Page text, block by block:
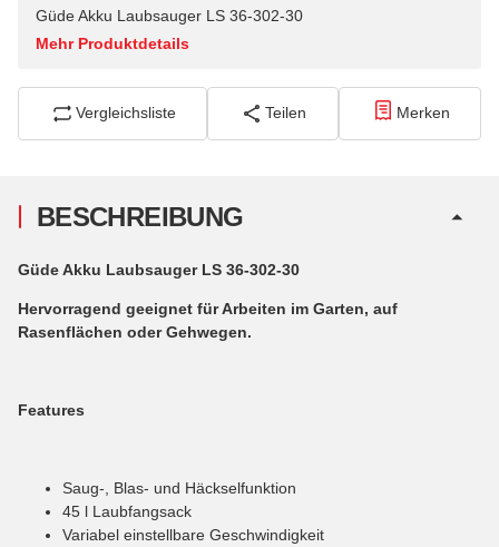
Güde Akku Laubsauger LS 36-302-30
Mehr Produktdetails
Vergleichsliste Teilen Merken
BESCHREIBUNG
Güde Akku Laubsauger LS 36-302-30
Hervorragend geeignet für Arbeiten im Garten, auf
Rasenflächen oder Gehwegen.
Features
Saug-, Blas- und Häckselfunktion
45 l Laubfangsack
Variabel einstellbare Geschwindigkeit